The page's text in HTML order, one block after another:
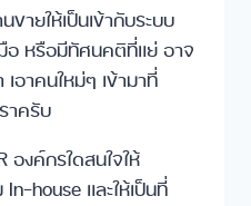
ายให้เป็นเข้ากับระบบ
อ หรือมีทัศนคติที่แย่ อาจ
เอาคนใหม่ๆ เข้ามาที่
าครับ
องค์กรใดสนใจให้
house และให้เป็นที่